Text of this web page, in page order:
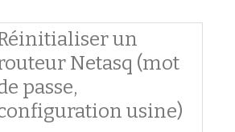
un
Netasq (mot
passe,
usine)